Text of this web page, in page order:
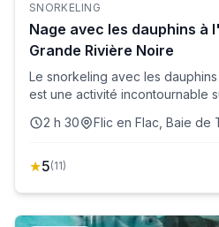
SNORKELING
Nage avec les dauphins à
Grande Rivière Noire
Le snorkeling avec les
est une activité incontournable
2 h 30 Flic en Flac, Baie de
★5(11)